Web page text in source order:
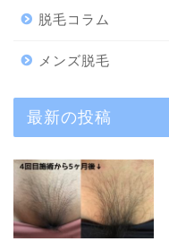
脱毛コラム
メンズ脱毛
最新の投稿